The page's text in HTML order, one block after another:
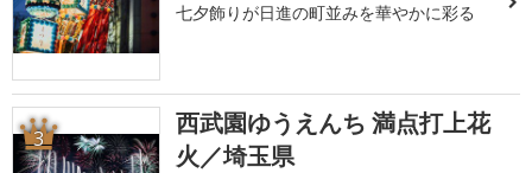
七夕飾りが日進の町並みを華やかに彩る
3
西武園ゆうえんち 満点打上花
火／埼玉県